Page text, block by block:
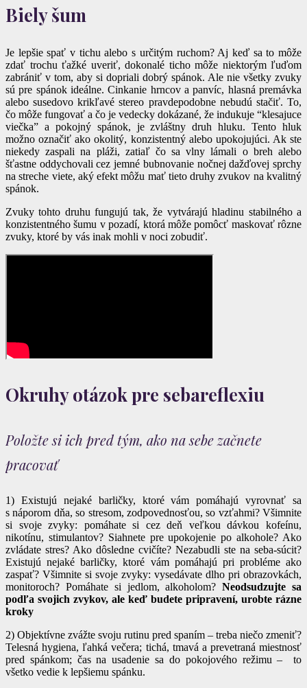
Biely šum
Je lepšie spať v tichu alebo s určitým ruchom? Aj keď sa to môže
zdať trochu ťažké uveriť, dokonalé ticho môže niektorým ľuďom
zabrániť v tom, aby si dopriali dobrý spánok. Ale nie všetky zvuky
sú pre spánok ideálne. Cinkanie hrncov a panvíc, hlasná premávka
alebo susedovo krikľavé stereo pravdepodobne nebudú stačiť. To,
čo môže fungovať a čo je vedecky dokázané, že indukuje “klesajuce
viečka” a pokojný spánok, je zvláštny druh hluku. Tento hluk
možno označiť ako okolitý, konzistentný alebo upokojujúci. Ak ste
niekedy zaspali na pláži, zatiaľ čo sa vlny lámali o breh alebo
šťastne oddychovali cez jemné bubnovanie nočnej dažďovej sprchy
na streche viete, aký efekt môžu mať tieto druhy zvukov na kvalitný
spánok.
Zvuky tohto druhu fungujú tak, že vytvárajú hladinu stabilného a
konzistentného šumu v pozadí, ktorá môže pomôcť maskovať rôzne
zvuky, ktoré by vás inak mohli v noci zobudiť.
Okruhy otázok pre sebareflexiu
Položte si ich pred tým, ako na sebe začnete
pracovať
1) Existujú nejaké barličky, ktoré vám pomáhajú vyrovnať sa
s náporom dňa, so stresom, zodpovednosťou, so vzťahmi? Všimnite
si svoje zvyky: pomáhate si cez deň veľkou dávkou kofeínu,
nikotínu, stimulantov? Siahnete pre upokojenie po alkohole? Ako
zvládate stres? Ako dôsledne cvičíte? Nezabudli ste na seba-súcit?
Existujú nejaké barličky, ktoré vám pomáhajú pri probléme ako
zaspať? Všimnite si svoje zvyky: vysedávate dlho pri obrazovkách,
monitoroch? Pomáhate si jedlom, alkoholom?Neodsudzujte sa
podľa svojich zvykov, ale keď budete pripravení, urobte rázne
kroky
2) Objektívne zvážte svoju rutinu pred spaním – treba niečo zmeniť?
Telesná hygiena, ľahká večera; tichá, tmavá a prevetraná miestnosť
pred spánkom; čas na usadenie sa do pokojového režimu – to
všetko vedie k lepšiemu spánku.